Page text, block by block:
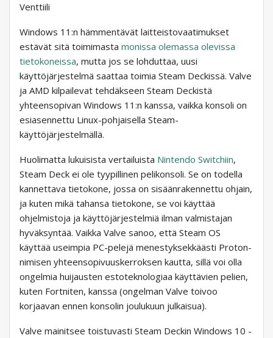
Venttiili
Windows 11:n hämmentävät laitteistovaatimukset
estävät sitä toimimasta monissa olemassa olevissa
tietokoneissa, mutta jos se lohduttaa, uusi
käyttöjärjestelmä saattaa toimia Steam Deckissä. Valve
ja AMD kilpailevat tehdäkseen Steam Deckistä
yhteensopivan Windows 11:n kanssa, vaikka konsoli on
esiasennettu Linux-pohjaisella Steam-
käyttöjärjestelmällä.
Huolimatta lukuisista vertailuista Nintendo Switchiin,
Steam Deck ei ole tyypillinen pelikonsoli. Se on todella
kannettava tietokone, jossa on sisäänrakennettu ohjain,
ja kuten mikä tahansa tietokone, se voi käyttää
ohjelmistoja ja käyttöjärjestelmiä ilman valmistajan
hyväksyntää. Vaikka Valve sanoo, että Steam OS
käyttää useimpia PC-pelejä menestyksekkäästi Proton-
nimisen yhteensopivuuskerroksen kautta, sillä voi olla
ongelmia huijausten estoteknologiaa käyttävien pelien,
kuten Fortniten, kanssa (ongelman Valve toivoo
korjaavan ennen konsolin joulukuun julkaisua).
Valve mainitsee toistuvasti Steam Deckin Windows 10 -